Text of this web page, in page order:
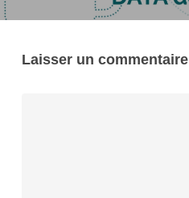
Laisser un commentaire